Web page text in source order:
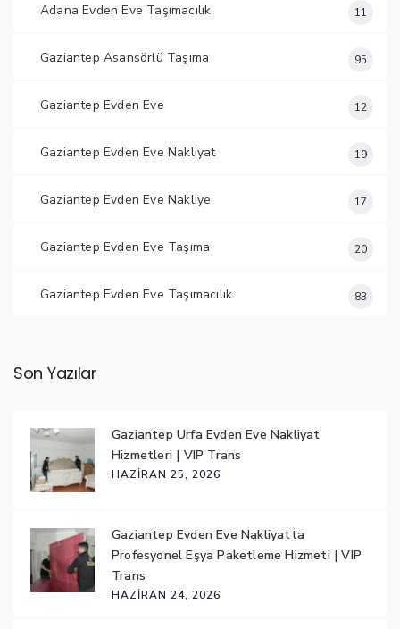
Adana Evden Eve Taşımacılık 11
Gaziantep Asansörlü Taşıma 95
Gaziantep Evden Eve 12
Gaziantep Evden Eve Nakliyat 19
Gaziantep Evden Eve Nakliye 17
Gaziantep Evden Eve Taşıma 20
Gaziantep Evden Eve Taşımacılık 83
Son Yazılar
Gaziantep Urfa Evden Eve Nakliyat
Hizmetleri | VIP Trans
HAZIRAN 25, 2026
Gaziantep Evden Eve Nakliyatta
Profesyonel Eşya Paketleme Hizmeti | VIP
Trans
HAZIRAN 24, 2026